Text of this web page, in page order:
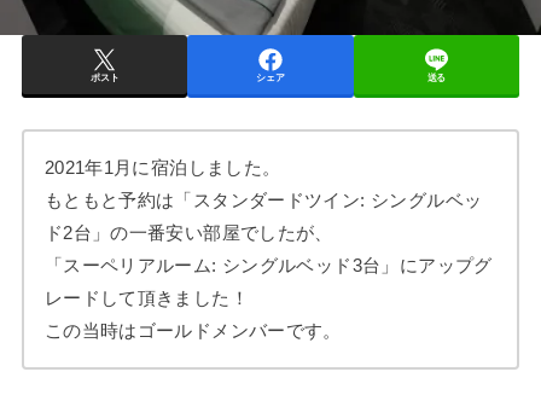
ポスト シェア 送る
2021年1月に宿泊しました。
もともと予約は「スタンダードツイン: シングルベッ
ド2台」の一番安い部屋でしたが、
「スーペリアルーム: シングルベッド3台」にアップグ
レードして頂きました！
この当時はゴールドメンバーです。